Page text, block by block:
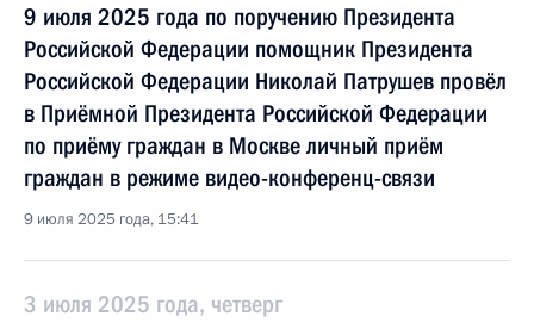
9 июля 2025 года по поручению Президента
Российской Федерации помощник Президента
Российской Федерации Николай Патрушев провёл
в Приёмной Президента Российской Федерации
по приёму граждан в Москве личный приём
граждан в режиме видео-конференц-связи
9 июля 2025 года, 15:41
3 июля 2025 года, четверг